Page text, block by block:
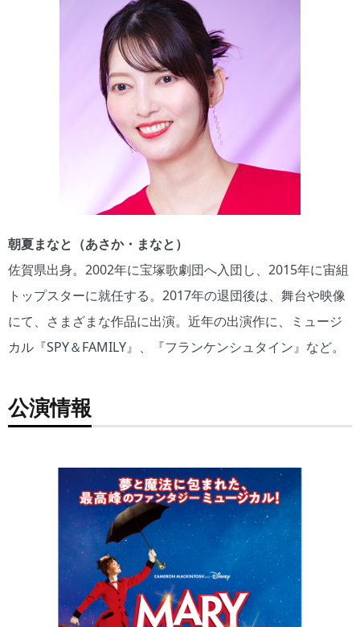
朝夏まなと（あさか・まなと）
佐賀県出身。2002年に宝塚歌劇団へ入団し、2015年に宙組
トップスターに就任する。2017年の退団後は、舞台や映像
にて、さまざまな作品に出演。近年の出演作に、ミュージ
カル『SPY＆FAMILY』、『フランケンシュタイン』など。
公演情報